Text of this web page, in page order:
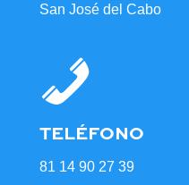
San José del Cabo
TELÉFONO
81 14 90 27 39